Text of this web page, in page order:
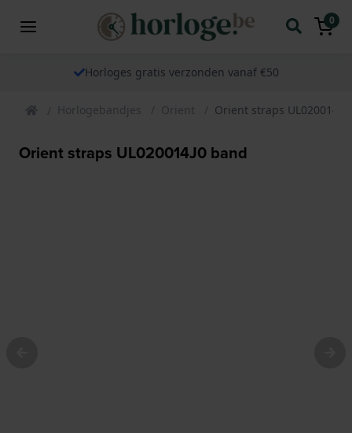
0
Horloges gratis verzonden vanaf €50
Horlogebandjes Orient Orient straps
Orient straps UL020014J0 band